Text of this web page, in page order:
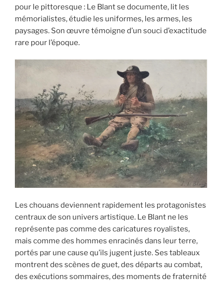
pour le pittoresque : Le Blant se documente, lit les
mémorialistes, étudie les uniformes, les armes, les
paysages. Son œuvre témoigne d’un souci d’exactitude
rare pour l’époque.
Les chouans deviennent rapidement les protagonistes
centraux de son univers artistique. Le Blant ne les
représente pas comme des caricatures royalistes,
mais comme des hommes enracinés dans leur terre,
portés par une cause qu’ils jugent juste. Ses tableaux
montrent des scènes de guet, des départs au combat,
des exécutions sommaires, des moments de fraternité